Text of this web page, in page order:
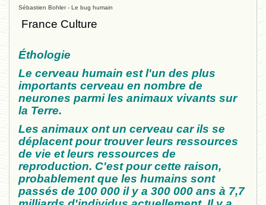
Sébastien Bohler - Le bug humain
France Culture
Éthologie
Le cerveau humain est l'un des plus
importants cerveau en nombre de
neurones parmi les animaux vivants sur
la Terre.
Les animaux ont un cerveau car ils se
déplacent pour trouver leurs ressources
de vie et leurs ressources de
reproduction. C'est pour cette raison,
probablement que les humains sont
passés de 100 000 il y a 300 000 ans à 7,7